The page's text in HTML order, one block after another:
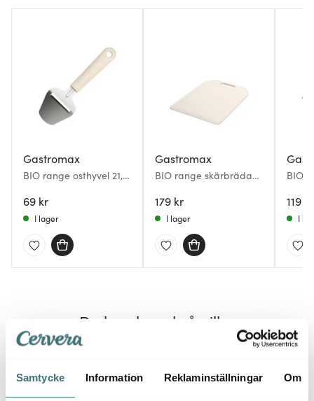
Samtycke Information Reklaminställningar Om
Gastromax
BIO range osthyvel 21,5
69 kr
I lager
Gastromax
BIO range skärbräda
179 kr
I lager
BIO
119 kr
I
Du kanske också gillar
25%